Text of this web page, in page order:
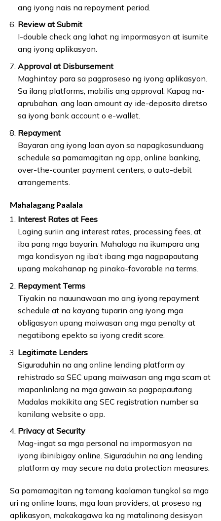
ang iyong nais na repayment period.
Review at Submit
I-double check ang lahat ng impormasyon at isumite
ang iyong aplikasyon.
Approval at Disbursement
Maghintay para sa pagproseso ng iyong aplikasyon.
Sa ilang platforms, mabilis ang approval. Kapag na-
aprubahan, ang loan amount ay ide-deposito diretso
sa iyong bank account o e-wallet.
Repayment
Bayaran ang iyong loan ayon sa napagkasunduang
schedule sa pamamagitan ng app, online banking,
over-the-counter payment centers, o auto-debit
arrangements.
Mahalagang Paalala
Interest Rates at Fees
Laging suriin ang interest rates, processing fees, at
iba pang mga bayarin. Mahalaga na ikumpara ang
mga kondisyon ng iba’t ibang mga nagpapautang
upang makahanap ng pinaka-favorable na terms.
Repayment Terms
Tiyakin na nauunawaan mo ang iyong repayment
schedule at na kayang tuparin ang iyong mga
obligasyon upang maiwasan ang mga penalty at
negatibong epekto sa iyong credit score.
Legitimate Lenders
Siguraduhin na ang online lending platform ay
rehistrado sa SEC upang maiwasan ang mga scam at
mapanlinlang na mga gawain sa pagpapautang.
Madalas makikita ang SEC registration number sa
kanilang website o app.
Privacy at Security
Mag-ingat sa mga personal na impormasyon na
iyong ibinibigay online. Siguraduhin na ang lending
platform ay may secure na data protection measures.
Sa pamamagitan ng tamang kaalaman tungkol sa mga
uri ng online loans, mga loan providers, at proseso ng
aplikasyon, makakagawa ka ng matalinong desisyon